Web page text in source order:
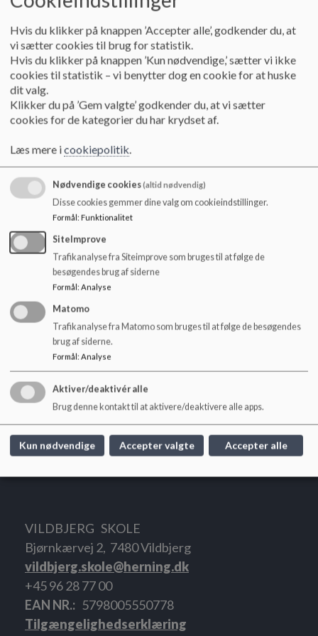
Vores leverandør til jeres skole er Dj catering, maden bliver
Bestilling foregår påskolemad.nueller via vores app
skolemad.nu med det grønne æble, hvor det er muligt at
bestille skolemad, når det passer dig. Bestillingsfristen er kl.
6.30, med levering samme dag.
Hvis du ikke allerede har en bruger, kan du se i vedhæftede
Indtil 27.10.2025 kører det som en prøveordning og er gratis
at bruge, derefter koster det et elevgebyr på 29 kr. pr. elev
for et skoleår.
Hvis du får brug for hjælp, er du velkommen til at kontakte
skolemad.nu på telefon 7199 8882 eller på e-
mail
info@skolemad.nu
Hvem kan bestille mad: 3.-9. klasser + ST2 + ST3
Hvor hentes maden: Maden hentes oppe på kontoret
Skolemælk
Skolemælken bestilles for et halvt år ad gangen og kan
bestilles her:
Se i øvrigt også skolens kostpolitik under Skolebestyrelsens
principper.
VILDBJERG SKOLE
Bjørnkærvej 2, 7480 Vildbjerg
vildbjerg.skole@herning.dk
+45 96 28 77 00
EAN NR.
5798005550778
Tilgængelighedserklæring
Hvis du klikker på knappen ’Accepter alle’, godkender du, at
vi sætter cookies til brug for statistik.
Hvis du klikker på knappen ’Kun nødvendige,’ sætter vi ikke
cookies til statistik – vi benytter dog en cookie for at huske
dit valg.
Klikker du på ’Gem valgte’ godkender du, at vi sætter
cookies for de kategorier du har krydset af.
Læs mere icookiepolitik.
Nødvendige cookies(altid nødvendig)
Disse cookies gemmer dine valg om cookieindstillinger.
Formål: Funktionalitet
SiteImprove
Trafikanalyse fra Siteimprove som bruges til at følge de
besøgendes brug af siderne
Formål: Analyse
Matomo
Trafikanalyse fra Matomo som bruges til at følge de besøgendes
brug af siderne.
Formål: Analyse
Aktiver/deaktivér alle
Brug denne kontakt til at aktivere/deaktivere alle apps.
Kun nødvendige Accepter valgte Accepter alle